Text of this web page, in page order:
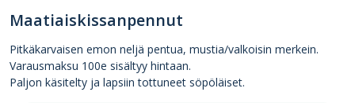
Maatiaiskissanpennut
Pitkäkarvaisen emon neljä pentua, mustia/valkoisin merkein.
Varausmaksu 100e sisältyy hintaan.
Paljon käsitelty ja lapsiin tottuneet söpöläiset.